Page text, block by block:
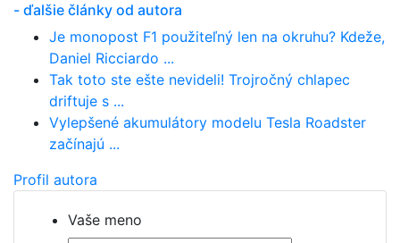
- ďalšie články od autora
Je monopost F1 použiteľný len na okruhu? Kdeže,
Daniel Ricciardo ...
Tak toto ste ešte nevideli! Trojročný chlapec
driftuje s ...
Vylepšené akumulátory modelu Tesla Roadster
začínajú ...
Profil autora
Vaše meno